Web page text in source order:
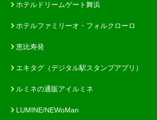
ホテルドリームゲート舞浜
ホテルファミリーオ・フォルクローロ
恵比寿発
エキタグ（デジタル駅スタンプアプリ）
ルミネの通販アイルミネ
LUMINE/NEWoMan